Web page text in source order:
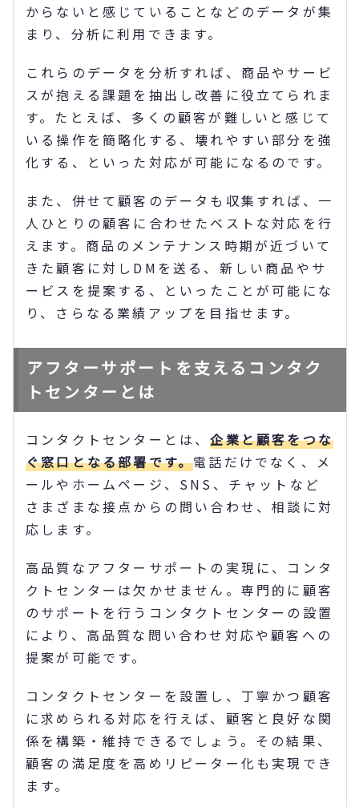
からないと感じていることなどのデータが集
まり、分析に利用できます。
これらのデータを分析すれば、商品やサービ
スが抱える課題を抽出し改善に役立てられま
す。たとえば、多くの顧客が難しいと感じて
いる操作を簡略化する、壊れやすい部分を強
化する、といった対応が可能になるのです。
また、併せて顧客のデータも収集すれば、一
人ひとりの顧客に合わせたベストな対応を行
えます。商品のメンテナンス時期が近づいて
きた顧客に対しDMを送る、新しい商品やサ
ービスを提案する、といったことが可能にな
り、さらなる業績アップを目指せます。
アフターサポートを支えるコンタク
トセンターとは
コンタクトセンターとは、企業と顧客をつな
ぐ窓口となる部署です。電話だけでなく、メ
ールやホームページ、SNS、チャットなど
さまざまな接点からの問い合わせ、相談に対
応します。
高品質なアフターサポートの実現に、コンタ
クトセンターは欠かせません。専門的に顧客
のサポートを行うコンタクトセンターの設置
により、高品質な問い合わせ対応や顧客への
提案が可能です。
コンタクトセンターを設置し、丁寧かつ顧客
に求められる対応を行えば、顧客と良好な関
係を構築・維持できるでしょう。その結果、
顧客の満足度を高めリピーター化も実現でき
ます。